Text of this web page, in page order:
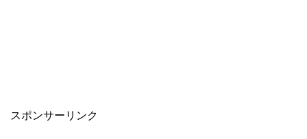
スポンサーリンク